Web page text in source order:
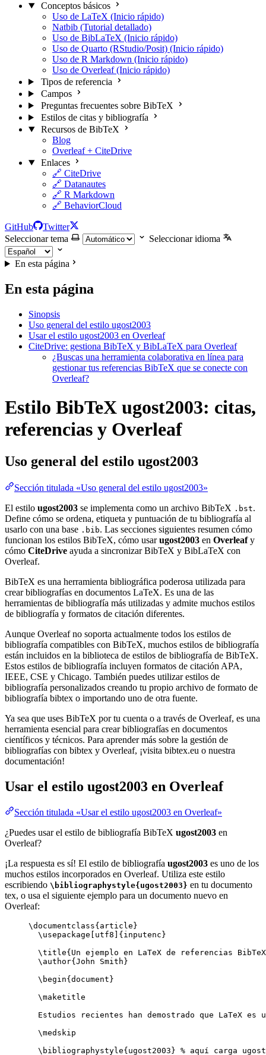
Conceptos básicos
Uso de LaTeX (Inicio rápido)
Natbib (Tutorial detallado)
Uso de BibLaTeX (Inicio rápido)
Uso de Quarto (RStudio/Posit) (Inicio rápido)
Uso de R Markdown (Inicio rápido)
Uso de Overleaf (Inicio rápido)
Tipos de referencia
Campos
Preguntas frecuentes sobre BibTeX
Estilos de citas y bibliografía
Recursos de BibTeX
Blog
Overleaf + CiteDrive
Enlaces
🔗 CiteDrive
🔗 Datanautes
🔗 R Markdown
🔗 BehaviorCloud
GitHub
Twitter
Seleccionar tema
Seleccionar idioma
En esta página
En esta página
Sinopsis
Uso general del estilo ugost2003
Usar el estilo ugost2003 en Overleaf
CiteDrive: gestiona BibTeX y BibLaTeX para Overleaf
¿Buscas una herramienta colaborativa en línea para
gestionar tus referencias BibTeX que se conecte con
Overleaf?
Estilo BibTeX ugost2003: citas,
referencias y Overleaf
Uso general del estilo ugost2003
Sección titulada «Uso general del estilo ugost2003»
El estilo ugost2003 se implementa como un archivo BibTeX .bst.
Define cómo se ordena, etiqueta y puntuación de tu bibliografía al
usarlo con una base .bib. Las secciones siguientes resumen cómo
funcionan los estilos BibTeX, cómo usarugost2003 en Overleafy
cómo CiteDrive ayuda a sincronizar BibTeX y BibLaTeX con
Overleaf.
BibTeX es una herramienta bibliográfica poderosa utilizada para
crear bibliografías en documentos LaTeX. Es una de las
herramientas de bibliografía más utilizadas y admite muchos estilos
de bibliografía y formatos de citación diferentes.
Aunque Overleaf no soporta actualmente todos los estilos de
bibliografía compatibles con BibTeX, muchos estilos de bibliografía
están incluidos en la biblioteca de estilos de bibliografía de BibTeX.
Estos estilos de bibliografía incluyen formatos de citación APA,
IEEE, CSE y Chicago. También puedes utilizar estilos de
bibliografía personalizados creando tu propio archivo de formato de
bibliografía bibtex o importando uno de otra fuente.
Ya sea que uses BibTeX por tu cuenta o a través de Overleaf, es una
herramienta esencial para crear bibliografías en documentos
científicos y técnicos. Para aprender más sobre la gestión de
bibliografías con bibtex y Overleaf, ¡visita bibtex.eu o nuestra
documentación!
Usar el estilo ugost2003 en Overleaf
Sección titulada «Usar el estilo ugost2003 en Overleaf»
¿Puedes usar el estilo de bibliografía BibTeX ugost2003 en
Overleaf?
¡La respuesta es sí! El estilo de bibliografía ugost2003 es uno de los
muchos estilos incorporados en Overleaf. Utiliza este estilo
escribiendo \bibliographystyle{ugost2003} en tu documento
tex, o usa el siguiente ejemplo para un documento nuevo en
Overleaf:
\documentclass{ article }
\usepackage
utf8 ]{ inputenc }
\title{Un ejemplo en LaTeX de referencias
\author{John Smith}
\begin{ document }
\maketitle
Estudios recientes han demostrado que LaTeX
\medskip
\bibliographystyle{ugost2003} % aquí carga